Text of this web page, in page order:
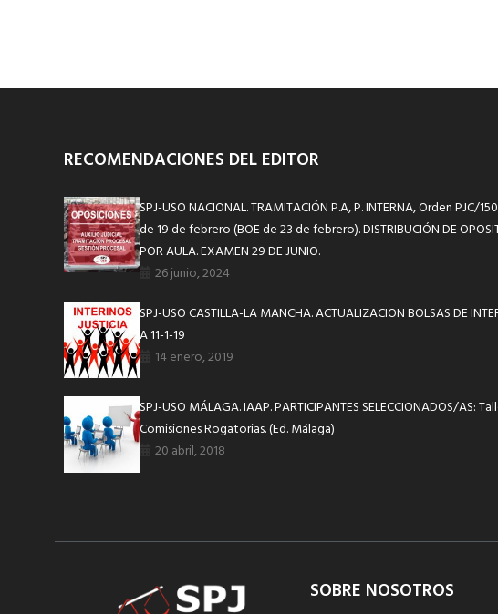
RECOMENDACIONES DEL EDITOR
SPJ-USO NACIONAL. TRAMITACIÓN P.A, P. INTERNA, Orden PJC/
de 19 de febrero (BOE de 23 de febrero). DISTRIBUCIÓN DE
POR AULA. EXAMEN 29 DE JUNIO.
26 junio, 2024
SPJ-USO CASTILLA-LA MANCHA. ACTUALIZACION BOLSAS DE
A 11-1-19
14 enero, 2019
SPJ-USO MÁLAGA. IAAP. PARTICIPANTES SELECCIONADOS/AS:
Comisiones Rogatorias. (Ed. Málaga)
20 abril, 2018
SOBRE NOSOTROS